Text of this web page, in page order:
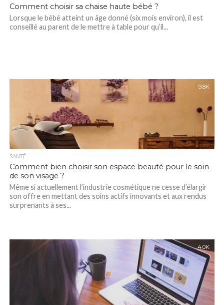
Comment choisir sa chaise haute bébé ?
Lorsque le bébé atteint un âge donné (six mois environ), il est
conseillé au parent de le mettre à table pour qu’il...
9.8K
SANTÉ
Comment bien choisir son espace beauté pour le soin
de son visage ?
Même si actuellement l’industrie cosmétique ne cesse d’élargir
son offre en mettant des soins actifs innovants et aux rendus
surprenants à ses...
4.0K